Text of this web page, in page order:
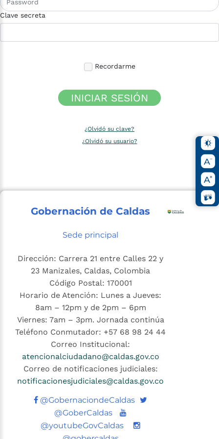
Clave secreta
Recordarme
INICIAR SESIÓN
¿Olvidó su clave?
¿Olvidó su usuario?
Gobernación de Caldas
Sede principal
Dirección: Carrera 21 entre Calles 22 y
23 Manizales, Caldas, Colombia
Código Postal: 170001
Horario de Atención: Lunes a Jueves:
8am – 12pm y de 2pm – 6pm
Viernes: 7am – 3pm. Jornada continúa
Teléfono Conmutador: +57 68 98 24 44
Correo Institucional:
atencionalciudadano@caldas.gov.co
Correo de notificaciones judiciales:
notificacionesjudiciales@caldas.gov.co
@GobernaciondeCaldas Twitter
@GoberCaldas
Youtube
@youtubeGovCaldas